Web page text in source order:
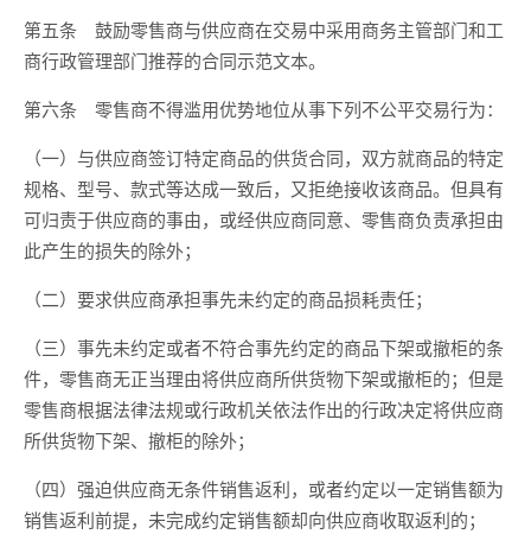
第五条 鼓励零售商与供应商在交易中采用商务主管部门和工
商行政管理部门推荐的合同示范文本。
第六条 零售商不得滥用优势地位从事下列不公平交易行为：
（一）与供应商签订特定商品的供货合同，双方就商品的特定
规格、型号、款式等达成一致后，又拒绝接收该商品。但具有
可归责于供应商的事由，或经供应商同意、零售商负责承担由
此产生的损失的除外；
（二）要求供应商承担事先未约定的商品损耗责任；
（三）事先未约定或者不符合事先约定的商品下架或撤柜的条
件，零售商无正当理由将供应商所供货物下架或撤柜的；但是
零售商根据法律法规或行政机关依法作出的行政决定将供应商
所供货物下架、撤柜的除外；
（四）强迫供应商无条件销售返利，或者约定以一定销售额为
销售返利前提，未完成约定销售额却向供应商收取返利的；